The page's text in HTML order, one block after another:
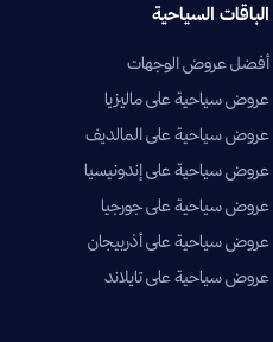
الباقات السياحية
أفضل عروض الوجهات
عروض سياحية على ماليزيا
عروض سياحية على المالديف
عروض سياحية على إندونيسيا
عروض سياحية على جورجيا
عروض سياحية على أذربيجان
عروض سياحية على تايلاند